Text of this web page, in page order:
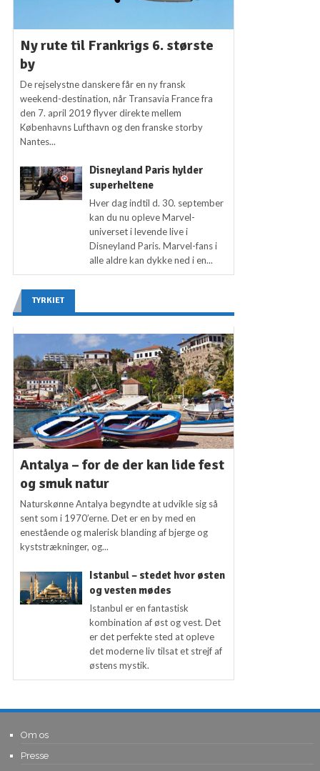
Ny rute til Frankrigs 6. største
by
De rejselystne danskere får en ny fransk
weekend-destination, når Transavia France fra
den 7. april 2019 flyver direkte mellem
Københavns Lufthavn og den franske storby
Nantes...
Disneyland Paris hylder
superheltene
Hver dag indtil d. 30. september
kan du nu opleve Marvel-
universet i levende live i
Disneyland Paris. Marvel-fans i
alle aldre kan dykke ned i en...
TYRKIET
Antalya – for de der kan lide fest
og smuk natur
Naturskønne Antalya begyndte at udvikle sig så
sent som i 1970’erne. Det er en by med en
enestående og malerisk blanding af bjerge og
kyststrækninger, og...
Istanbul – stedet hvor østen
og vesten mødes
Istanbul er en fantastisk
kombination af øst og vest. Det
er det perfekte sted at opleve
det moderne liv tilsat et strejf af
østens mystik.
Om os
Presse